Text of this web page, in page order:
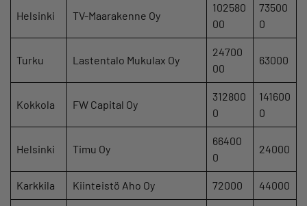
Helsinki TV-Maarakenne Oy
102580
00
73500
0
Turku Lastentalo Mukulax Oy
24700
00
63000
Kokkola FW Capital Oy
312800
0
141600
0
Helsinki Timu Oy
66400
0
24000
Karkkila Kiinteistö Aho Oy 72000 44000